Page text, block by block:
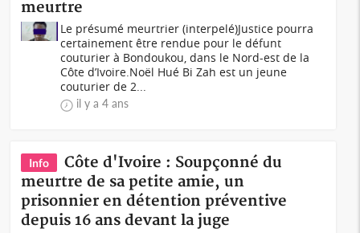
meurtre
Le présumé meurtrier (interpelé)Justice pourra
certainement être rendue pour le défunt
couturier à Bondoukou, dans le Nord-est de la
Côte d’Ivoire.Noël Hué Bi Zah est un jeune
couturier de 2...
il y a 4 ans
Info
Côte d'Ivoire : Soupçonné du
meurtre de sa petite amie, un
prisonnier en détention préventive
depuis 16 ans devant la juge